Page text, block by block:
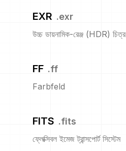
EXR .exr
উচ্চ ডায়নামিক-রেঞ্জ (HDR) চিত্র
FF .ff
Farbfeld
FITS .fits
ফ্লেক্সিবল ইমেজ ট্রান্সপোর্ট সিস্টেম